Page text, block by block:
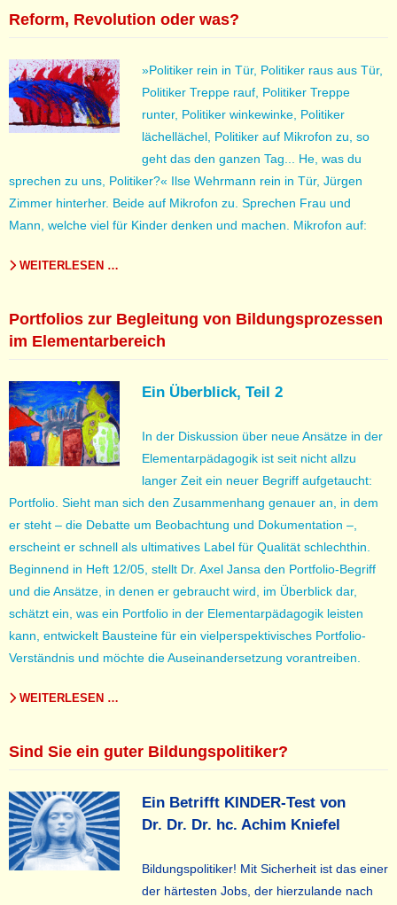
Reform, Revolution oder was?
»Politiker rein in Tür, Politiker raus aus Tür,
Politiker Treppe rauf, Politiker Treppe
runter, Politiker winkewinke, Politiker
lächellächel, Politiker auf Mikrofon zu, so
geht das den ganzen Tag... He, was du
sprechen zu uns, Politiker?« Ilse Wehrmann rein in Tür, Jürgen
Zimmer hinterher. Beide auf Mikrofon zu. Sprechen Frau und
Mann, welche viel für Kinder denken und machen. Mikrofon auf:
WEITERLESEN …
Portfolios zur Begleitung von Bildungsprozessen
im Elementarbereich
Ein Überblick, Teil 2
In der Diskussion über neue Ansätze in der
Elementarpädagogik ist seit nicht allzu
langer Zeit ein neuer Begriff aufgetaucht:
Portfolio. Sieht man sich den Zusammenhang genauer an, in dem
er steht – die Debatte um Beobachtung und Dokumentation –,
erscheint er schnell als ultimatives Label für Qualität schlechthin.
Beginnend in Heft 12/05, stellt Dr. Axel Jansa den Portfolio-Begriff
und die Ansätze, in denen er gebraucht wird, im Überblick dar,
schätzt ein, was ein Portfolio in der Elementarpädagogik leisten
kann, entwickelt Bausteine für ein vielperspektivisches Portfolio-
Verständnis und möchte die Auseinandersetzung vorantreiben.
WEITERLESEN …
Sind Sie ein guter Bildungspolitiker?
Ein Betrifft KINDER-Test von
Dr. Dr. Dr. hc. Achim Kniefel
Bildungspolitiker! Mit Sicherheit ist das einer
der härtesten Jobs, der hierzulande nach